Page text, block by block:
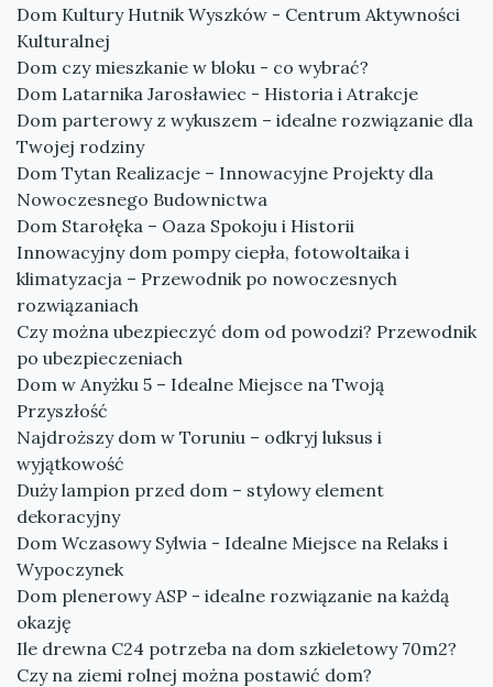
Dom Kultury Hutnik Wyszków - Centrum Aktywności
Kulturalnej
Dom czy mieszkanie w bloku - co wybrać?
Dom Latarnika Jarosławiec - Historia i Atrakcje
Dom parterowy z wykuszem – idealne rozwiązanie dla
Twojej rodziny
Dom Tytan Realizacje – Innowacyjne Projekty dla
Nowoczesnego Budownictwa
Dom Starołęka – Oaza Spokoju i Historii
Innowacyjny dom pompy ciepła, fotowoltaika i
klimatyzacja – Przewodnik po nowoczesnych
rozwiązaniach
Czy można ubezpieczyć dom od powodzi? Przewodnik
po ubezpieczeniach
Dom w Anyżku 5 – Idealne Miejsce na Twoją
Przyszłość
Najdroższy dom w Toruniu – odkryj luksus i
wyjątkowość
Duży lampion przed dom – stylowy element
dekoracyjny
Dom Wczasowy Sylwia - Idealne Miejsce na Relaks i
Wypoczynek
Dom plenerowy ASP - idealne rozwiązanie na każdą
okazję
Ile drewna C24 potrzeba na dom szkieletowy 70m2?
Czy na ziemi rolnej można postawić dom?